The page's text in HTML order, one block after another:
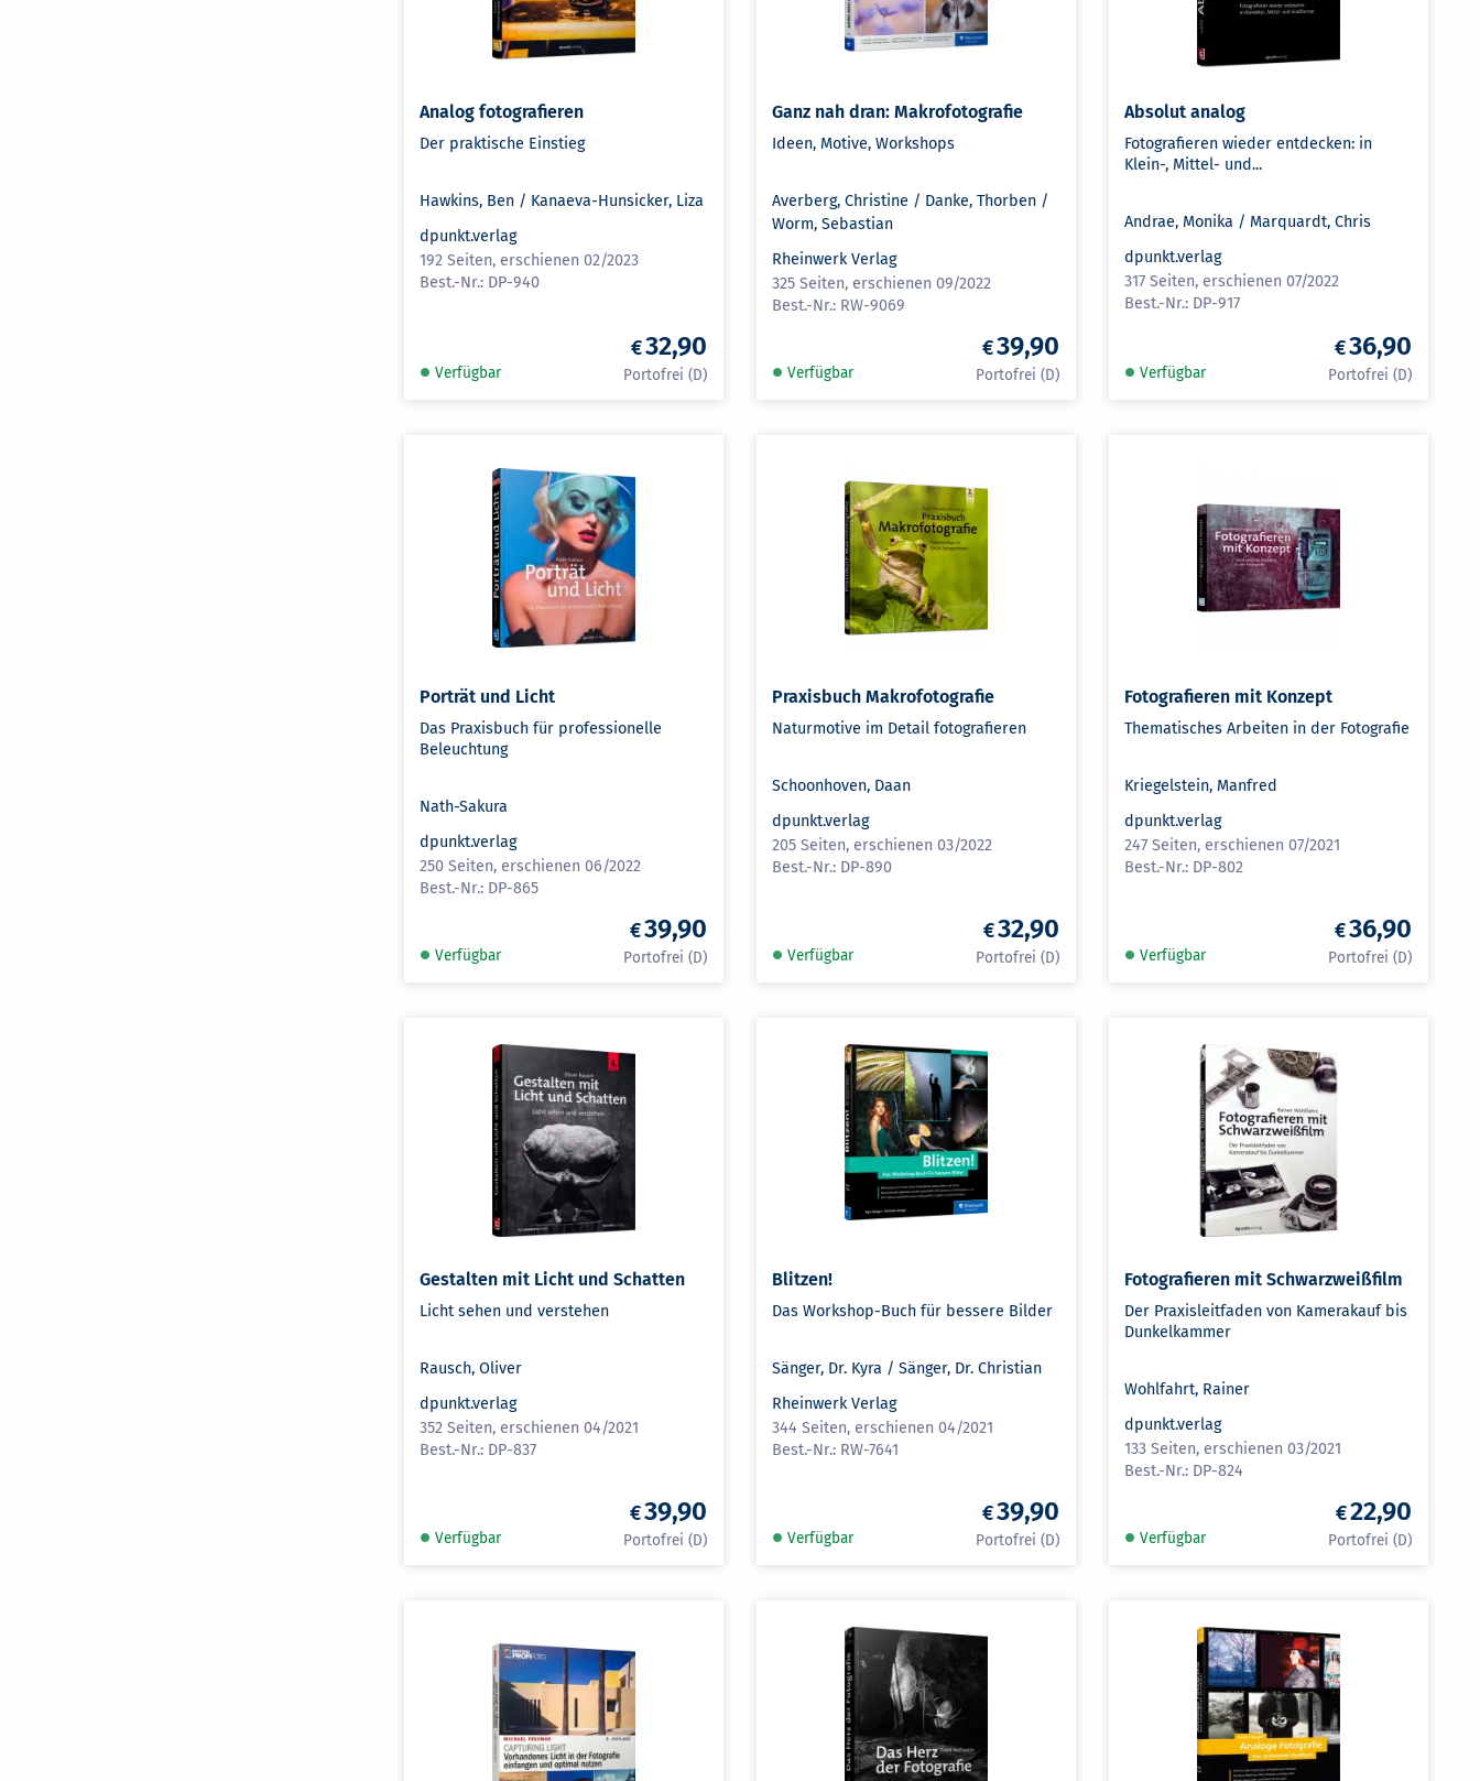
Analog fotografieren
Der praktische Einstieg
Hawkins, Ben / Kanaeva-Hunsicker, Liza
dpunkt.verlag
192 Seiten, erschienen 02/2023
DP-940
Verfügbar
32,90
Ganz nah dran: Makrofotografie
Ideen, Motive, Workshops
Averberg, Christine / Danke, Thorben /
Worm, Sebastian
Rheinwerk Verlag
325 Seiten, erschienen 09/2022
RW-9069
Verfügbar
39,90
Absolut analog
Fotografieren wieder entdecken: in
Klein-, Mittel- und...
Andrae, Monika / Marquardt, Chris
dpunkt.verlag
317 Seiten, erschienen 07/2022
DP-917
Verfügbar
36,90
Porträt und Licht
Das Praxisbuch für professionelle
Beleuchtung
Nath-Sakura
dpunkt.verlag
250 Seiten, erschienen 06/2022
DP-865
Verfügbar
39,90
Praxisbuch Makrofotografie
Naturmotive im Detail fotografieren
Schoonhoven, Daan
dpunkt.verlag
205 Seiten, erschienen 03/2022
DP-890
Verfügbar
32,90
Fotografieren mit Konzept
Thematisches Arbeiten in der Fotografie
Kriegelstein, Manfred
dpunkt.verlag
247 Seiten, erschienen 07/2021
DP-802
Verfügbar
36,90
Gestalten mit Licht und Schatten
Licht sehen und verstehen
Rausch, Oliver
dpunkt.verlag
352 Seiten, erschienen 04/2021
DP-837
Verfügbar
39,90
Blitzen!
Das Workshop-Buch für bessere Bilder
Sänger, Dr. Kyra / Sänger, Dr. Christian
Rheinwerk Verlag
344 Seiten, erschienen 04/2021
RW-7641
Verfügbar
39,90
Fotografieren mit Schwarzweißfilm
Der Praxisleitfaden von Kamerakauf bis
Dunkelkammer
Wohlfahrt, Rainer
dpunkt.verlag
133 Seiten, erschienen 03/2021
DP-824
Verfügbar
22,90